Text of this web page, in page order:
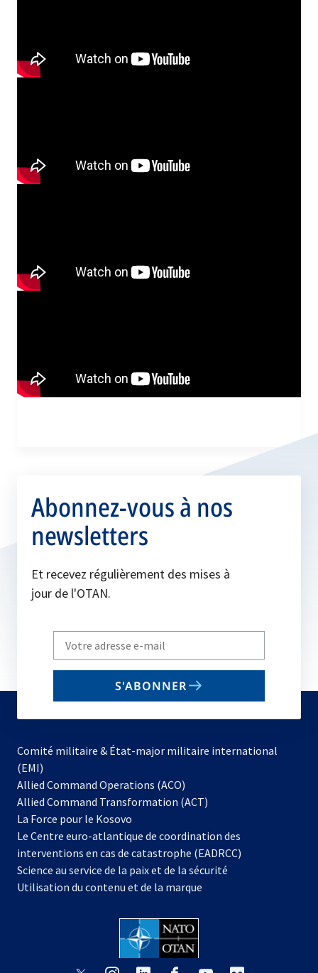
Abonnez-vous à nos
newsletters
Et recevez régulièrement des mises à
jour de l'OTAN.
Write
your
email
S'ABONNER
Comité militaire & État-major militaire international
(EMI)
Allied Command Operations (ACO)
dans
nouvel
onglet
Allied Command Transformation (ACT)
La Force pour le Kosovo
dans
un
nouvel
onglet
Le Centre euro-atlantique de coordination des
interventions en cas de catastrophe (EADRCC)
Science au service de la paix et de la sécurité
Utilisation du contenu et de la marque